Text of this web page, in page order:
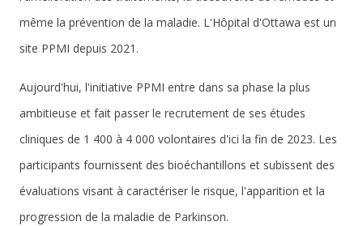
même la prévention de la maladie. L'Hôpital d'Ottawa est un
site PPMI depuis 2021.
Aujourd'hui, l'initiative PPMI entre dans sa phase la plus
ambitieuse et fait passer le recrutement de ses études
cliniques de 1 400 à 4 000 volontaires d'ici la fin de 2023. Les
participants fournissent des bioéchantillons et subissent des
évaluations visant à caractériser le risque, l'apparition et la
progression de la maladie de Parkinson.